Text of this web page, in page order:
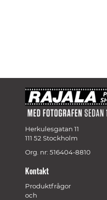
Herkulesgatan 11
111 52 Stockholm
Org. nr: 516404-8810
Kontakt
Produktfrågor
och